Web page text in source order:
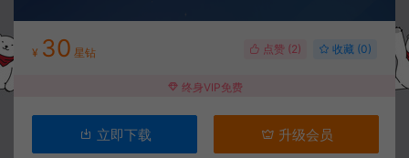
¥ 30 星钻 点赞 (2) 收藏 (0)
终身VIP免费
立即下载 升级会员